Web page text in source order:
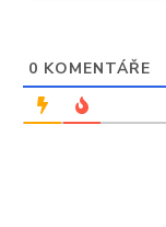
0 KOMENTÁŘE